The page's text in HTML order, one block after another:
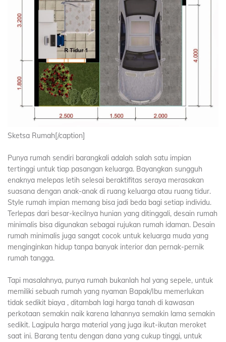
Sketsa Rumah[/caption]
Punya rumah sendiri barangkali adalah salah satu impian
tertinggi untuk tiap pasangan keluarga. Bayangkan sungguh
enaknya melepas letih selesai beraktifitas seraya merasakan
suasana dengan anak-anak di ruang keluarga atau ruang tidur.
Style rumah impian memang bisa jadi beda bagi setiap individu.
Terlepas dari besar-kecilnya hunian yang ditinggali, desain rumah
minimalis bisa digunakan sebagai rujukan rumah idaman. Desain
rumah minimalis juga sangat cocok untuk keluarga muda yang
menginginkan hidup tanpa banyak interior dan pernak-pernik
rumah tangga.
Tapi masalahnya, punya rumah bukanlah hal yang sepele, untuk
memiliki sebuah rumah yang nyaman Bapak/Ibu memerlukan
tidak sedikit biaya , ditambah lagi harga tanah di kawasan
perkotaan semakin naik karena lahannya semakin lama semakin
sedikit. Lagipula harga material yang juga ikut-ikutan meroket
saat ini. Barang tentu dengan dana yang cukup tinggi, untuk